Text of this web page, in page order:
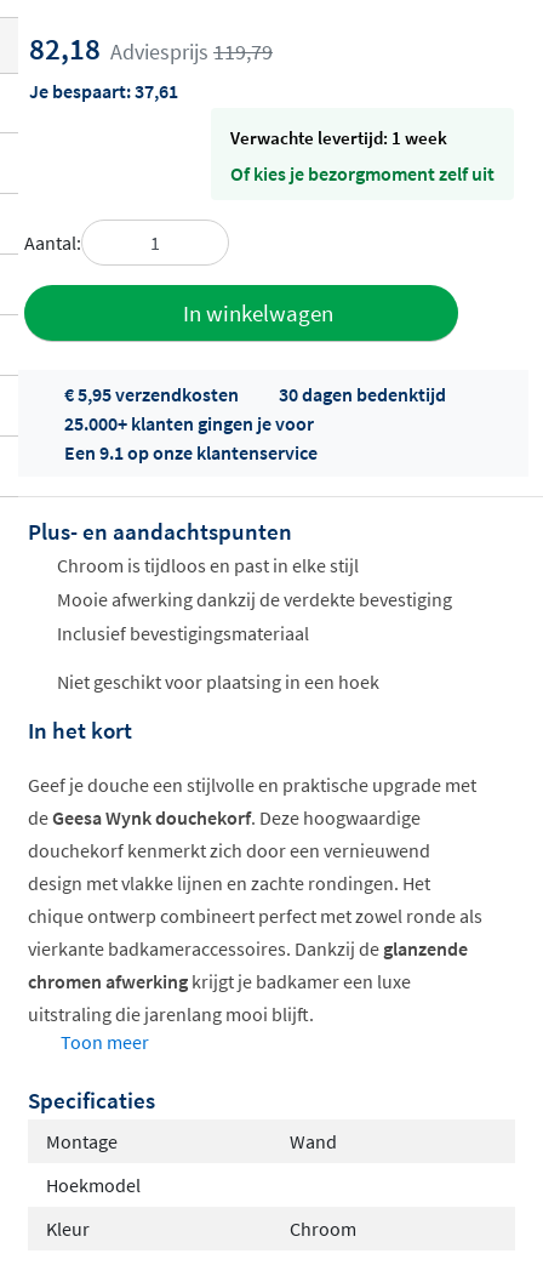
82,18 Adviesprijs 119,79
Je bespaart:37,61
Verwachte levertijd: 1 week
Of kies je bezorgmoment zelf uit
Aantal:
In winkelwagen
Offertes
ophalen...
€ 5,95 verzendkosten
30 dagen bedenktijd
25.000+ klanten gingen je voor
Een 9.1 op onze klantenservice
Plus- en aandachtspunten
Chroom is tijdloos en past in elke stijl
Mooie afwerking dankzij de verdekte bevestiging
Inclusief bevestigingsmateriaal
Niet geschikt voor plaatsing in een hoek
In het kort
Geef je douche een stijlvolle en praktische upgrade met
deGeesa Wynk douchekorf. Deze hoogwaardige
douchekorf kenmerkt zich door een vernieuwend
design met vlakke lijnen en zachte rondingen. Het
chique ontwerp combineert perfect met zowel ronde als
vierkante badkameraccessoires. Dankzij de glanzende
chromen afwerking krijgt je badkamer een luxe
uitstraling die jarenlang mooi blijft.
Verkrijgbaar in twee dieptes
Hoogwaardig messing
Toon meer
Specificaties
Montage
Wand
Hoekmodel
Kleur
Chroom